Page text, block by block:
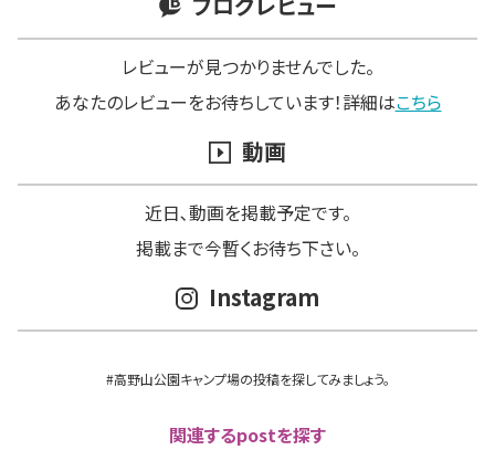
レビューが見つかりませんでした。
あなたのレビューをお待ちしています！詳細はこちら
動画
近日､動画を掲載予定です。
掲載まで今暫くお待ち下さい。
Instagram
#高野山公園キャンプ場の投稿を探してみましょう。
関連するpostを探す